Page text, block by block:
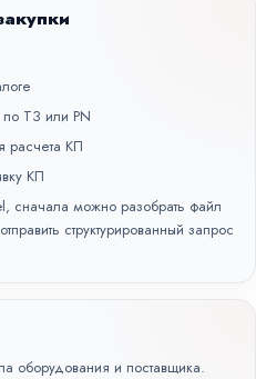
по ТЗ или PN
расчета КП
КП
сначала можно разобрать файл
структурированный запрос
оборудования и поставщика.